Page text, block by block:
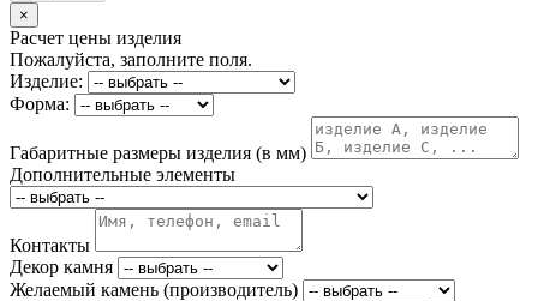
×
Расчет цены изделия
Пожалуйста, заполните поля.
Изделие:
Форма:
Габаритные размеры изделия (в мм)
Дополнительные элементы
Контакты
Декор камня
Желаемый камень (производитель)